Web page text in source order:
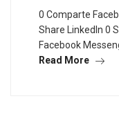
0 Comparte
Share LinkedIn 0
Facebook
Read More